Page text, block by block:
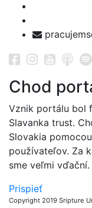
Chod
Vznik portálu bol
Slavanka trust.
Slovakia
používateľov. Za
sme veľmi
Prispieť
Copyright 2019 Sripture